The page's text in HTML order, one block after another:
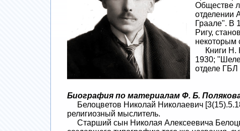
Обществе
отделении
Граале". В
Ригу,
некоторым
Книги Н.
1930;
отделе ГБЛ
Биография по материалам Ф. Б.
Белоцветов Николай Николаевич
религиозный мыслитель.
Старший сын Николая Алексеевича